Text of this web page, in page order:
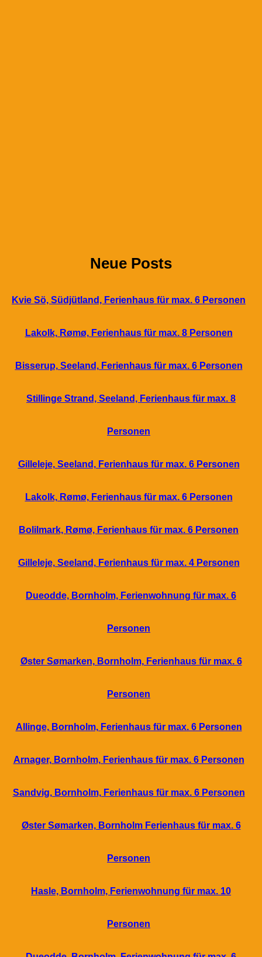
Neue Posts
Kvie Sö, Südjütland, Ferienhaus für max. 6 Personen
Lakolk, Rømø, Ferienhaus für max. 8 Personen
Bisserup, Seeland, Ferienhaus für max. 6 Personen
Stillinge Strand, Seeland, Ferienhaus für max. 8
Personen
Gilleleje, Seeland, Ferienhaus für max. 6 Personen
Lakolk, Rømø, Ferienhaus für max. 6 Personen
Bolilmark, Rømø, Ferienhaus für max. 6 Personen
Gilleleje, Seeland, Ferienhaus für max. 4 Personen
Dueodde, Bornholm, Ferienwohnung für max. 6
Personen
Øster Sømarken, Bornholm, Ferienhaus für max. 6
Personen
Allinge, Bornholm, Ferienhaus für max. 6 Personen
Arnager, Bornholm, Ferienhaus für max. 6 Personen
Sandvig, Bornholm, Ferienhaus für max. 6 Personen
Øster Sømarken, Bornholm Ferienhaus für max. 6
Personen
Hasle, Bornholm, Ferienwohnung für max. 10
Personen